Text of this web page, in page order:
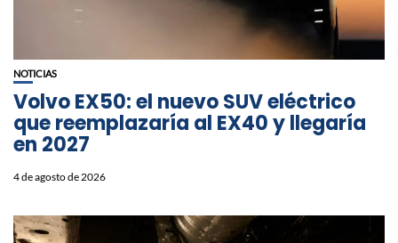
NOTICIAS
Volvo EX50: el nuevo SUV eléctrico
que reemplazaría al EX40 y llegaría
en 2027
4 de agosto de 2026